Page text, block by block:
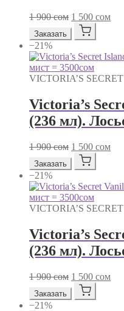
1 900сом
цена
составляла
900 сом.
1 500 сом
Заказать
−21%
VICTORIA’S SECRET
Victoria’s
(236 мл).
1 900сом
цена
составляла
900 сом.
1 500 сом
Заказать
−21%
VICTORIA’S SECRET
Victoria’s
(236 мл).
1 900сом
цена
составляла
1 500 сом
Заказать
−21%